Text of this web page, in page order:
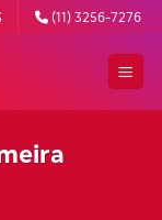
(11) 3256-7276